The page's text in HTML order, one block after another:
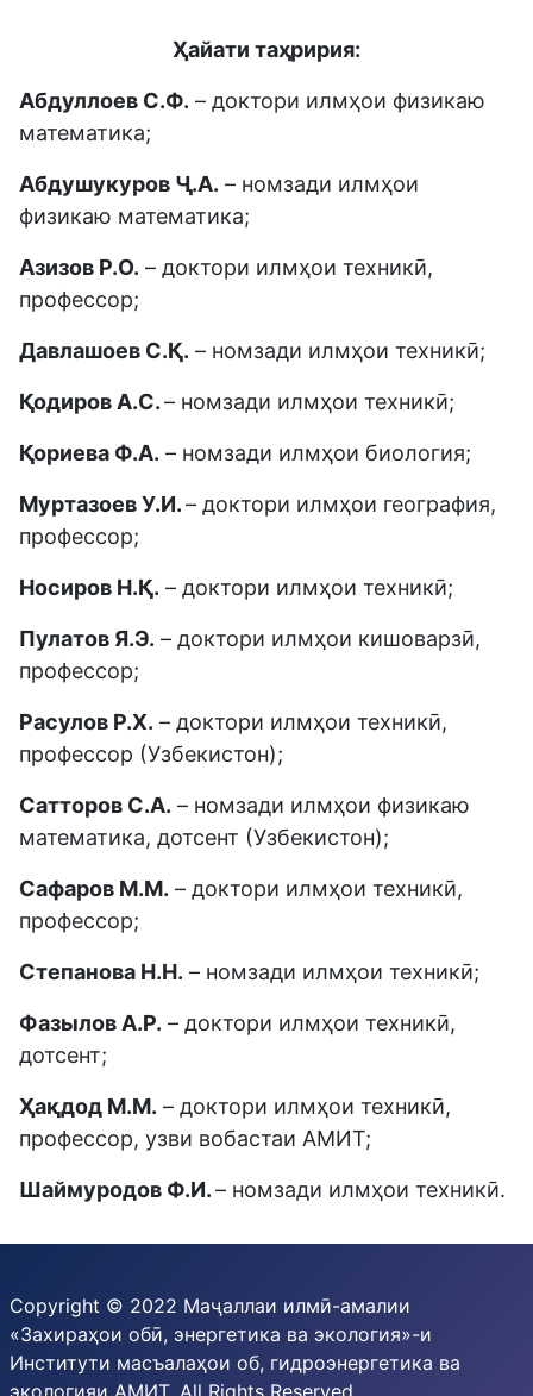
Ҳайати таҳририя:
Абдуллоев С.Ф. – доктори илмҳои физикаю
математика;
Абдушукуров Ҷ.А. – номзади илмҳои
физикаю математика;
Азизов Р.О. – доктори илмҳои техникӣ,
профессор;
Давлашоев С.Қ. – номзади илмҳои техникӣ;
Қодиров А.С.– номзади илмҳои техникӣ;
Қориева Ф.А. – номзади илмҳои биология;
Муртазоев У.И.– доктори илмҳои география,
профессор;
Носиров Н.Қ. – доктори илмҳои техникӣ;
Пулатов Я.Э. – доктори илмҳои кишоварзӣ,
профессор;
Расулов Р.Х. – доктори илмҳои техникӣ,
профессор (Узбекистон);
Сатторов С.А. – номзади илмҳои физикаю
математика, дотсент (Узбекистон);
Сафаров М.М. – доктори илмҳои техникӣ,
профессор;
Степанова Н.Н. – номзади илмҳои техникӣ;
Фазылов А.Р. – доктори илмҳои техникӣ,
дотсент;
Ҳақдод М.М. – доктори илмҳои техникӣ,
профессор, узви вобастаи АМИТ;
Шаймуродов Ф.И.– номзади илмҳои техникӣ.
Copyright © 2022 Маҷаллаи илмӣ-амалии
«Захираҳои обӣ, энергетика ва экология»-и
Институти масъалаҳои об, гидроэнергетика ва